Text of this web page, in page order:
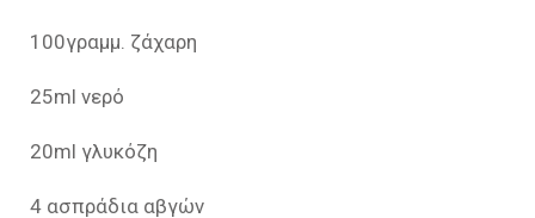
100γραμμ. ζάχαρη
25ml νερό
20ml γλυκόζη
4 ασπράδια αβγών